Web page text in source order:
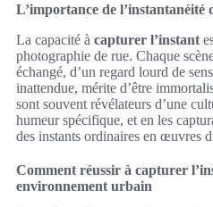
L’importance de
La capacité à capturer l’instant
photographie de rue. Chaque
échangé, d’un regard lourd de
inattendue, mérite d’être
sont souvent révélateurs d’une
humeur spécifique, et en les
des instants ordinaires en œuvres
Comment réussir à capturer
environnement urbain